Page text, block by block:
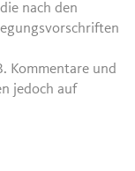
nach den
Kommentare und
jedoch auf